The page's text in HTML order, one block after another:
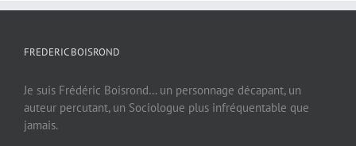
FREDERIC BOISROND
Je suis Frédéric Boisrond… un personnage décapant, un
auteur percutant, un Sociologue plus infréquentable que
jamais.